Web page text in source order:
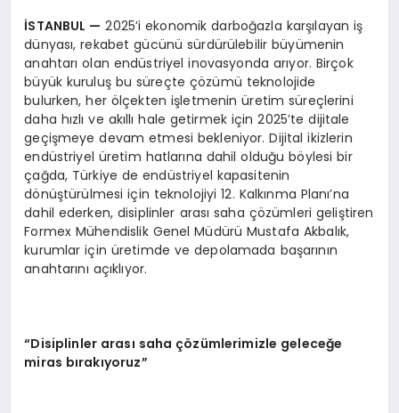
İSTANBUL — 2025’i ekonomik darboğazla karşılayan iş
dünyası, rekabet gücünü sürdürülebilir büyümenin
anahtarı olan endüstriyel inovasyonda arıyor. Birçok
büyük kuruluş bu süreçte çözümü teknolojide
bulurken, her ölçekten işletmenin üretim süreçlerini
daha hızlı ve akıllı hale getirmek için 2025’te dijitale
geçişmeye devam etmesi bekleniyor. Dijital ikizlerin
endüstriyel üretim hatlarına dahil olduğu böylesi bir
çağda, Türkiye de endüstriyel kapasitenin
dönüştürülmesi için teknolojiyi 12. Kalkınma Planı’na
dahil ederken, disiplinler arası saha çözümleri geliştiren
Formex Mühendislik Genel Müdürü Mustafa Akbalık,
kurumlar için üretimde ve depolamada başarının
anahtarını açıklıyor.
“Disiplinler arası saha çözümlerimizle geleceğe
miras bırakıyoruz”